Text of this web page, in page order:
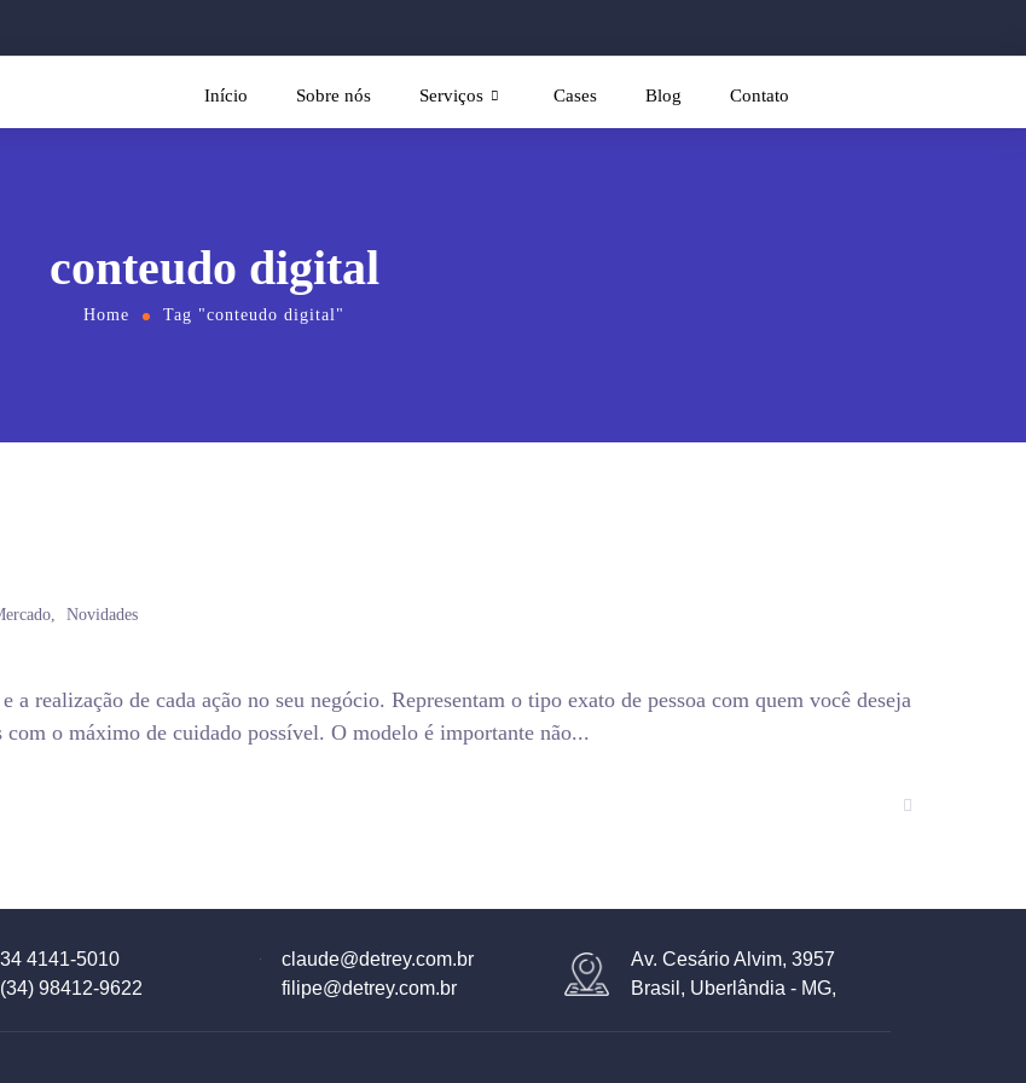
Início Sobre nós Serviços Cases Blog Contato
conteudo digital
Home Tag "conteudo digital"
Novidades
a realização de cada ação no seu negócio. Representam o tipo exato de pessoa com quem você deseja
o máximo de cuidado possível. O modelo é importante não...
4141-5010
98412-9622
claude@detrey.com.br
filipe@detrey.com.br
Av. Cesário Alvim, 3957
Brasil, Uberlândia - MG,